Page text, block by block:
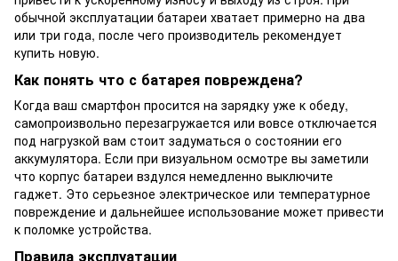
обычной эксплуатации батареи хватает примерно на два
или три года, после чего производитель рекомендует
купить новую.
Как понять что с батарея повреждена?
Когда ваш смартфон просится на зарядку уже к обеду,
самопроизвольно перезагружается или вовсе отключается
под нагрузкой вам стоит задуматься о состоянии его
аккумулятора. Если при визуальном осмотре вы заметили
что корпус батареи вздулся немедленно выключите
гаджет. Это серьезное электрическое или температурное
повреждение и дальнейшее использование может привести
к поломке устройства.
Правила эксплуатации